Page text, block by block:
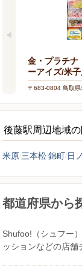
金・プラチナ
ーアイズ/米
〒683-0804 鳥取
後藤駅周辺地域
米原 三本松錦町 日
都道府県から
Shufoo!（シュフー
ッションなどの店舗